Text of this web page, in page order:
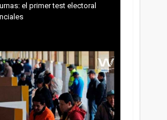
el primer test electoral